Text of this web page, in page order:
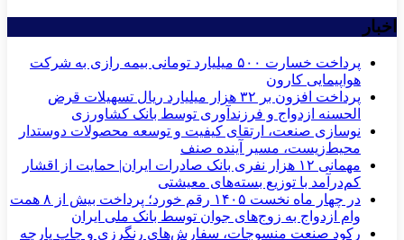
اخبار
پرداخت خسارت ۵۰۰ میلیارد تومانی بیمه رازی به شرکت
هواپیمایی کارون
پرداخت افزون بر ۳۲ هزار میلیارد ریال تسهیلات قرض
الحسنه ازدواج و فرزندآوری توسط بانک کشاورزی
نوسازی صنعت، ارتقای کیفیت و توسعه محصولات دوستدار
محیط‌زیست، مسیر آینده صنف
مهمانی ۱۲ هزار نفری بانک صادرات ایران| حمایت از اقشار
کم‌درآمد با توزیع بسته‌های معیشتی
در چهار ماه نخست ۱۴۰۵ رقم خورد؛ پرداخت بیش از ۸ همت
وام ازدواج به زوج‌های جوان توسط بانک ملی ایران
رکود صنعت منسوجات، سفارش‌های رنگرزی و چاپ پارچه